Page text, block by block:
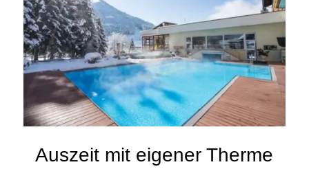
Auszeit mit eigener Therme